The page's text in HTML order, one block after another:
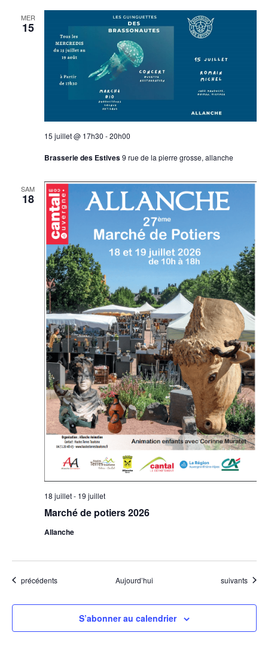
MER
15
15 juillet @ 17h30 -20h00
Brasserie des Estives9 rue de la pierre grosse, allanche
SAM
18
Marché de potiers 2026
18 juillet- 19 juillet
Allanche
Évènements
précédents Aujourd’hui Évènements
suivants
S’abonner au calendrier